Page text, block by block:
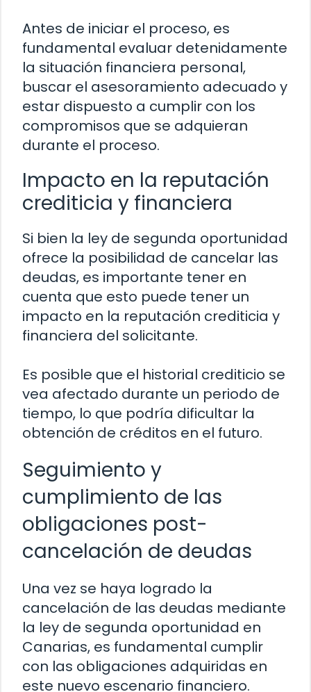
Antes de iniciar el proceso, es
fundamental evaluar detenidamente
la situación financiera personal,
buscar el asesoramiento adecuado y
estar dispuesto a cumplir con los
compromisos que se adquieran
durante el proceso.
Impacto en la reputación
crediticia y financiera
Si bien la ley de segunda oportunidad
ofrece la posibilidad de cancelar las
deudas, es importante tener en
cuenta que esto puede tener un
impacto en la reputación crediticia y
financiera del solicitante.
Es posible que el historial crediticio se
vea afectado durante un periodo de
tiempo, lo que podría dificultar la
obtención de créditos en el futuro.
Seguimiento y
cumplimiento de las
obligaciones post-
cancelación de deudas
Una vez se haya logrado la
cancelación de las deudas mediante
la ley de segunda oportunidad en
Canarias, es fundamental cumplir
con las obligaciones adquiridas en
este nuevo escenario financiero.